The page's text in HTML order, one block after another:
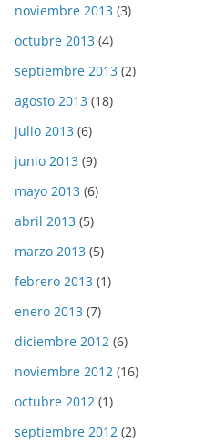
noviembre 2013 (3)
octubre 2013 (4)
septiembre 2013 (2)
agosto 2013 (18)
julio 2013 (6)
junio 2013 (9)
mayo 2013 (6)
abril 2013 (5)
marzo 2013 (5)
febrero 2013 (1)
enero 2013 (7)
diciembre 2012 (6)
noviembre 2012 (16)
octubre 2012 (1)
septiembre 2012 (2)